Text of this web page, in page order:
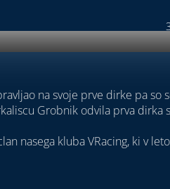
na svoje prve dirke pa
Grobnik odvila prva dirka
nasega kluba VRacing, ki v